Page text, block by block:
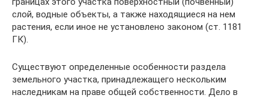
слой, водные объекты, а также находящиеся на нем
растения, если иное не установлено законом (ст. 1181
ГК).
Существуют определенные особенности раздела
земельного участка, принадлежащего нескольким
наследникам на праве общей собственности. Дело в